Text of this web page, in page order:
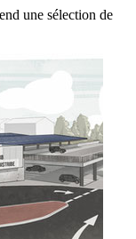
une sélection de